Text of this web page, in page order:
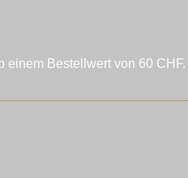
einem Bestellwert von 60 CHF.